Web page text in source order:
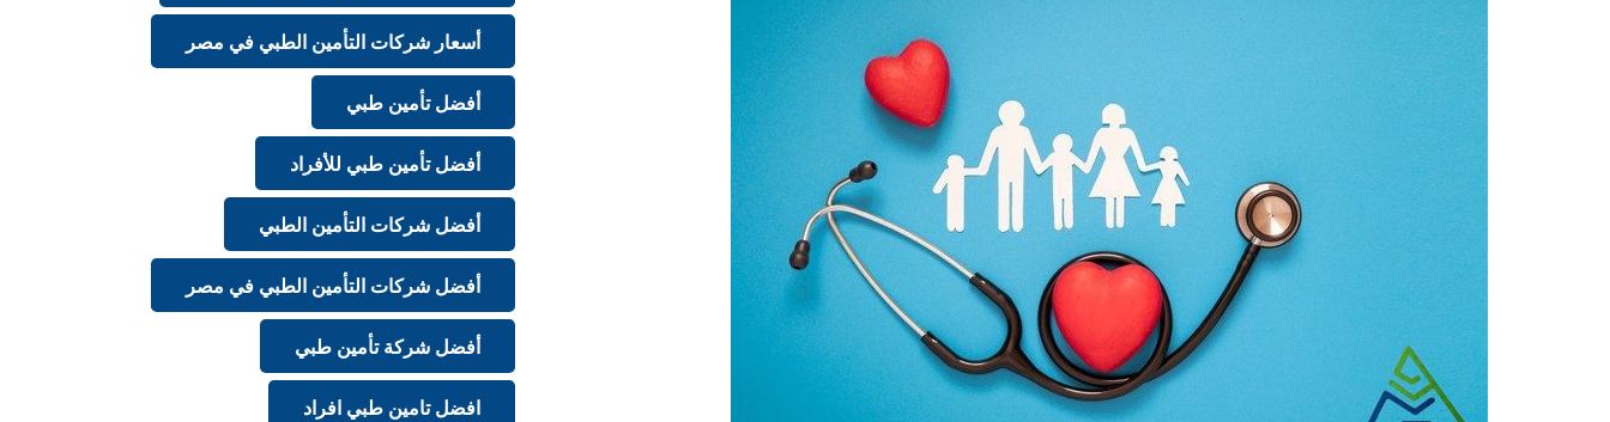
أسعار شركات التأمين الطبي في مصر
أفضل تأمين طبي
أفضل تأمين طبي للأفراد
أفضل شركات التأمين الطبي
أفضل شركات التأمين الطبي في مصر
أفضل شركة تأمين طبي
افضل تامين طبي افراد